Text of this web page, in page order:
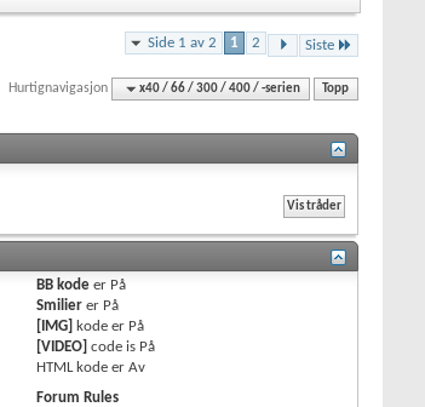
Side 1 av 2 1 2 Siste
Hurtignavigasjon x40 / 66 / 300 / 400 / -serien Topp
BB kode er På
Smilier er På
[IMG] kode er På
[VIDEO] code is På
HTML kode erAv
Forum Rules